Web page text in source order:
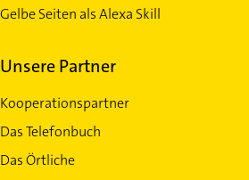
Gelbe Seiten als Alexa Skill
Unsere Partner
Kooperationspartner
Das Telefonbuch
Das Örtliche